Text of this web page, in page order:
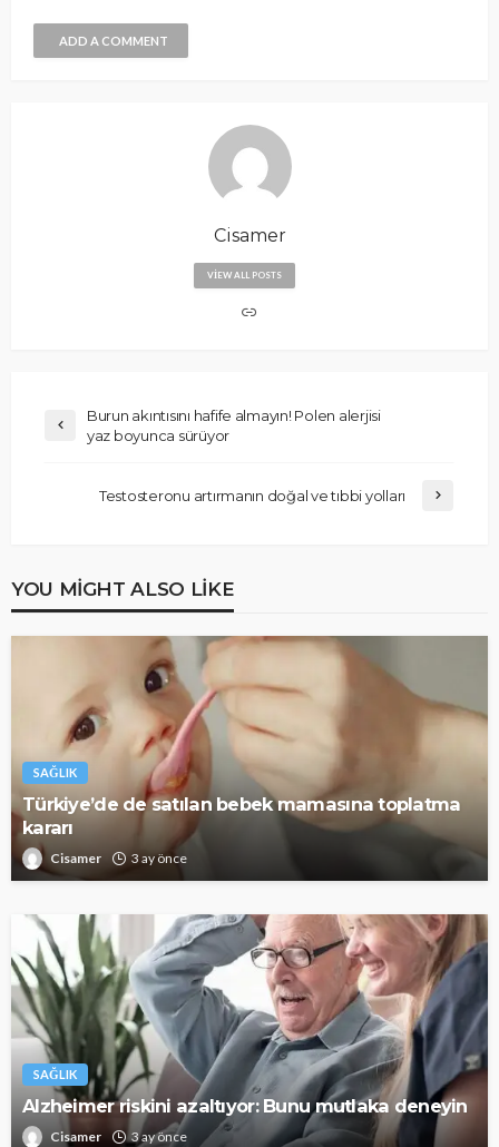
ADD A COMMENT
Cisamer
VIEW ALL POSTS
Burun akıntısını hafife almayın! Polen alerjisi
yaz boyunca sürüyor
Testosteronu artırmanın doğal ve tıbbi yolları
YOU MIGHT ALSO LIKE
SAĞLIK
Türkiye’de de satılan bebek mamasına toplatma
kararı
Cisamer 3 ay önce
SAĞLIK
Alzheimer riskini azaltıyor: Bunu mutlaka deneyin
Cisamer 3 ay önce